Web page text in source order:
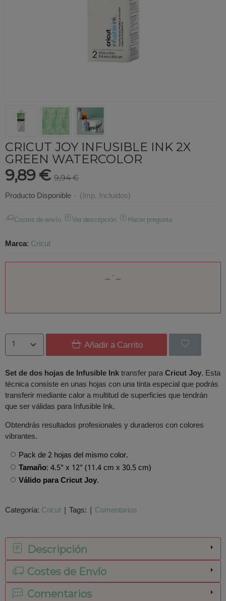
CRICUT JOY INFUSIBLE INK 2X
GREEN WATERCOLOR
9,89 € 9,94 €
Producto Disponible - (Imp. Incluidos)
Costes de envío Ver descripción Hacer pregunta
Marca: Cricut
Añadir a Carrito
Set de dos hojas de Infusible Inktransfer paraCricut Joy. Esta
técnica consiste en unas hojas con una tinta especial que podrás
transferir mediante calor a multitud de superficies que tendrán
que ser válidas para Infusible Ink.
Obtendrás resultados profesionales y duraderos con colores
vibrantes.
Pack de 2 hojas del mismo color.
Tamaño: 4.5" x 12" (11.4 cm x 30.5 cm)
Válido para Cricut Joy.
Categoría: Cricut | Tags: | Comentarios
Descripción
Costes de Envío
Comentarios